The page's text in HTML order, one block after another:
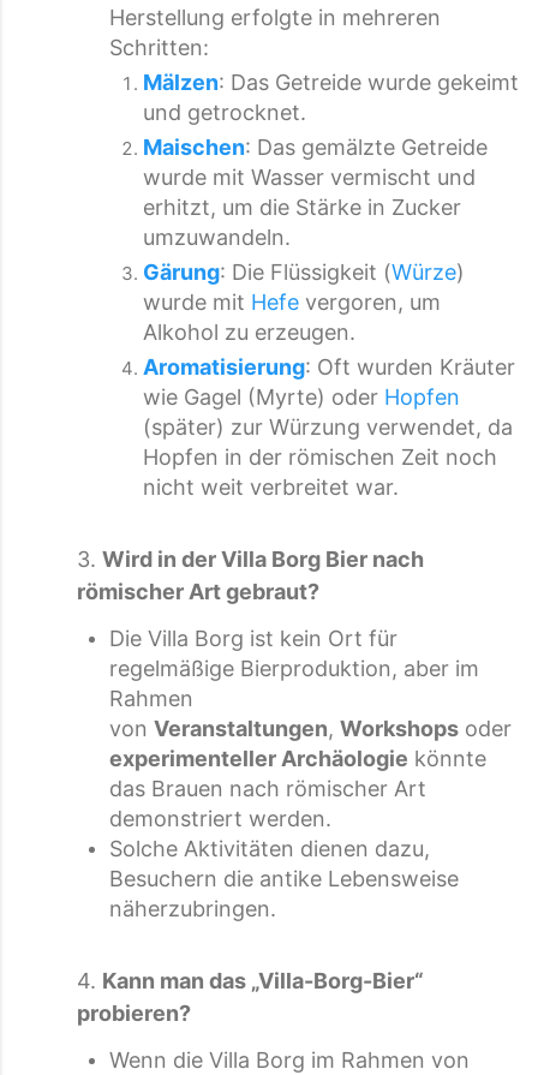
Herstellung erfolgte in mehreren
Schritten:
Mälzen: Das Getreide wurde gekeimt
und getrocknet.
Maischen: Das gemälzte Getreide
wurde mit Wasser vermischt und
erhitzt, um die Stärke in Zucker
umzuwandeln.
Gärung: Die Flüssigkeit (Würze)
wurde mit Hefevergoren, um
Alkohol zu erzeugen.
Aromatisierung: Oft wurden Kräuter
wie Gagel (Myrte) oder Hopfen
(später) zur Würzung verwendet, da
Hopfen in der römischen Zeit noch
nicht weit verbreitet war.
3. Wird in der Villa Borg Bier nach
römischer Art gebraut?
Die Villa Borg ist kein Ort für
regelmäßige Bierproduktion, aber im
Rahmen
vonVeranstaltungen,Workshops oder
experimenteller Archäologie könnte
das Brauen nach römischer Art
demonstriert werden.
Solche Aktivitäten dienen dazu,
Besuchern die antike Lebensweise
näherzubringen.
4. Kann man das „Villa-Borg-Bier“
probieren?
Wenn die Villa Borg im Rahmen von